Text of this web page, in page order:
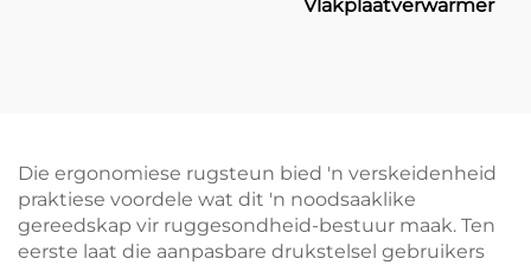
Vlakplaatverwarmer
Die ergonomiese rugsteun bied 'n verskeidenheid
praktiese voordele wat dit 'n noodsaaklike
gereedskap vir ruggesondheid-bestuur maak. Ten
eerste laat die aanpasbare drukstelsel gebruikers